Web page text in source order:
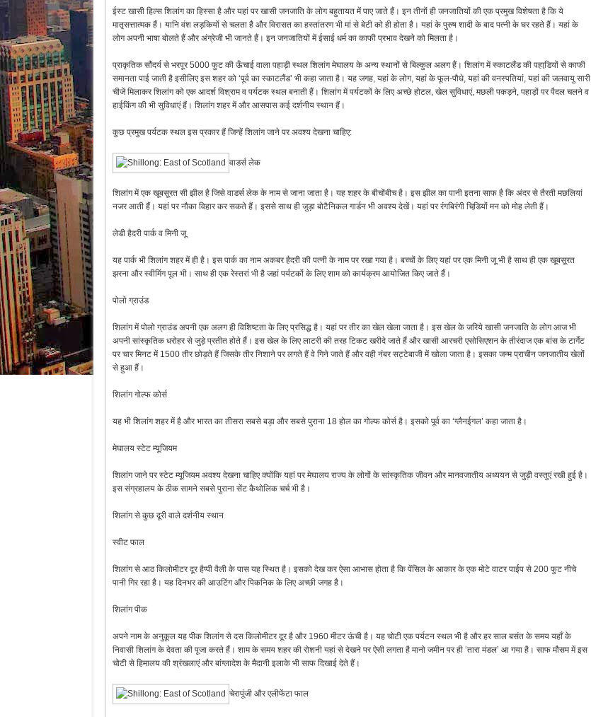
ईस्ट खासी हिल्स शिलांग का हिस्सा है और यहां पर खासी जनजाति के लोग बहुतायत में पाए जाते हैं। इन तीनों ही जनजातियों की एक प्रमुख विशेषता है कि ये
मातृसत्तात्मक हैं। यानि वंश लड़कियों से चलता है और विरासत का हस्तांतरण भी मां से बेटी को ही होता है। यहां के पुरुष शादी के बाद पत्नी के घर रहते हैं। यहां के
लोग अपनी भाषा बोलते हैं और अंग्रेजी भी जानते हैं। इन जनजातियों में ईसाई धर्म का काफी प्रभाव देखने को मिलता है।
प्राकृतिक सौंदर्य से भरपूर 5000 फुट की ऊँचाई वाला पहाड़ी स्थल शिलांग मेघालय के अन्य स्थानों से बिल्कुल अलग हैं। शिलांग में स्काटलैंड की पहाडि़यों से काफी
समानता पाई जाती है इसीलिए इस शहर को ‘पूर्व का स्काटलैंड’ भी कहा जाता है। यह जगह, यहां के लोग, यहां के फूल-पौधे, यहां की वनस्पतियां, यहां की जलवायु सारी
चीजें मिलाकर शिलांग को एक आदर्श विश्राम व पर्यटक स्थल बनाती हैं। शिलांग में पर्यटकों के लिए अच्छे होटल, खेल सुविधाएं, मछली पकड़ने, पहाड़ों पर पैदल चलने व
हाईकिंग की भी सुविधाएं हैं। शिलांग शहर में और आसपास कई दर्शनीय स्थान हैं।
कुछ प्रमुख पर्यटक स्थल इस प्रकार हैं जिन्हें शिलांग जाने पर अवश्य देखना चाहिए:
वाडर्स लेक
शिलांग में एक खूबसूरत सी झील है जिसे वाडर्स लेक के नाम से जाना जाता है। यह शहर के बीचोंबीच है। इस झील का पानी इतना साफ है कि अंदर से तैरती मछलियां
नजर आती हैं। यहां पर नौका विहार कर सकते हैं। इससे साथ ही जुड़ा बोटैनिकल गार्डन भी अवश्य देखें। यहां पर रंगबिरंगी चिडि़यों मन को मोह लेती हैं।
लेडी हैदरी पार्क व मिनी जू
यह पार्क भी शिलांग शहर में ही है। इस पार्क का नाम अकबर हैदरी की पत्नी के नाम पर रखा गया है। बच्चों के लिए यहां पर एक मिनी जू भी है साथ ही एक खूबसूरत
झरना और स्वीमिंग पूल भी। साथ ही एक रेस्तरां भी है जहां पर्यटकों के लिए शाम को कार्यक्रम आयोजित किए जाते हैं।
पोलो ग्राउंड
शिलांग में पोलो ग्राउंड अपनी एक अलग ही विशिष्टता के लिए प्रसिद्ध है। यहां पर तीर का खेल खेला जाता है। इस खेल के जरिये खासी जनजाति के लोग आज भी
अपनी सांस्कृतिक धरोहर से जुड़े प्रतीत होते हैं। इस खेल के लिए लाटरी की तरह टिकट खरीदे जाते हैं और खासी आरचरी एसोसिएशन के तीरंदाज एक बांस के टार्गेट
पर चार मिनट में 1500 तीर छोड़ते हैं जिसके तीर निशाने पर लगते हैं वे गिने जाते हैं और वही नंबर सट्टेबाजी में खोला जाता है। इसका जन्म प्राचीन जनजातीय खेलों
से हुआ हैं।
शिलांग गोल्फ कोर्स
यह भी शिलांग शहर में है और भारत का तीसरा सबसे बड़ा और सबसे पुराना 18 होल का गोल्फ कोर्स है। इसको पूर्व का ‘ग्लैनईगल’ कहा जाता है।
मेघालय स्टेट म्यूजियम
शिलांग जाने पर स्टेट म्यूजियम अवश्य देखना चाहिए क्योंकि यहां पर मेघालय राज्य के लोगों के सांस्कृतिक जीवन और मानवजातीय अध्ययन से जुड़ी वस्तुएं रखी हुई है।
इस संग्रहालय के ठीक सामने सबसे पुराना सेंट कैथोलिक चर्च भी है।
शिलांग से कुछ दूरी वाले दर्शनीय स्थान
स्वीट फाल
शिलांग से आठ किलोमीटर दूर हैप्पी वैली के पास यह स्थित है। इसको देख कर ऐसा आभास होता है कि पेंसिल के आकार के एक मोटे वाटर पाईप से 200 फुट नीचे
पानी गिर रहा है। यह दिनभर की आउटिंग और पिकनिक के लिए अच्छी जगह है।
शिलांग पीक
अपने नाम के अनुकूल यह पीक शिलांग से दस किलोमीटर दूर है और 1960 मीटर ऊंची है। यह चोटी एक पर्यटन स्थल भी है और हर साल बसंत के समय यहाँ के
निवासी शिलांग के देवता की पूजा करते हैं। शाम के समय शहर की रोशनी यहां से देखने पर ऐसी लगता है मानो जमीन पर ही ‘तारा मंडल’ आ गया है। साफ मौसम में इस
चोटी से हिमालय की श्रंखलाएं और बांग्लादेश के मैदानी इलाके भी साफ दिखाई देते हैं।
चेरापूंजी और एलीफेंटा फाल